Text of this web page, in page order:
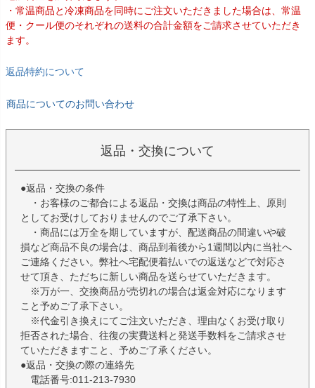
・常温商品と冷凍商品を同時にご注文いただきました場合は、常温
便・クール便のそれぞれの送料の合計金額をご請求させていただき
ます。
返品特約について
商品についてのお問い合わせ
返品・交換について
●返品・交換の条件
・お客様のご都合による返品・交換は商品の特性上、原則
としてお受けしておりませんのでご了承下さい。
・商品には万全を期していますが、配送商品の間違いや破
損など商品不良の場合は、商品到着後から1週間以内に当社へ
ご連絡ください。弊社へ宅配便着払いでの返送などで対応さ
せて頂き、ただちに新しい商品を送らせていただきます。
※万が一、交換商品が売切れの場合は返金対応になります
こと予めご了承下さい。
※代金引き換えにてご注文いただき、理由なくお受け取り
拒否された場合、往復の実費送料と発送手数料をご請求させ
ていただきますこと、予めご了承ください。
●返品・交換の際の連絡先
電話番号:011-213-7930